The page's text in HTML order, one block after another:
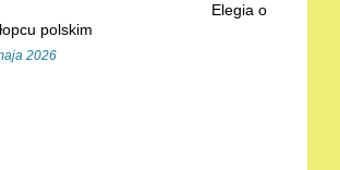
Elegia o
polskim
2026